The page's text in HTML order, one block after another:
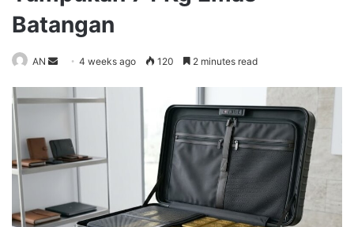
Batangan
AN
Send
email
4 weeks ago 120 2 minutes read